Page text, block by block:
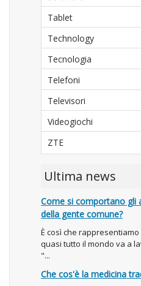
Tablet
Technology
Tecnologia
Telefoni
Televisori
Videogiochi
ZTE
Ultima news
Come si comportano gli
della gente comune?
È così che
quasi tutto il mondo va a
"...
Che cos'è la medicina